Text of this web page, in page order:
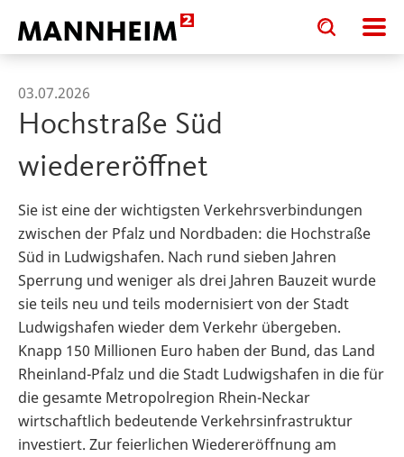
Toggle
search
input
Toggle
search
input
03.07.2026
Hochstraße Süd
wiedereröffnet
Sie ist eine der wichtigsten Verkehrsverbindungen
zwischen der Pfalz und Nordbaden: die Hochstraße
Süd in Ludwigshafen. Nach rund sieben Jahren
Sperrung und weniger als drei Jahren Bauzeit wurde
sie teils neu und teils modernisiert von der Stadt
Ludwigshafen wieder dem Verkehr übergeben.
Knapp 150 Millionen Euro haben der Bund, das Land
Rheinland-Pfalz und die Stadt Ludwigshafen in die für
die gesamte Metropolregion Rhein-Neckar
wirtschaftlich bedeutende Verkehrsinfrastruktur
investiert. Zur feierlichen Wiedereröffnung am